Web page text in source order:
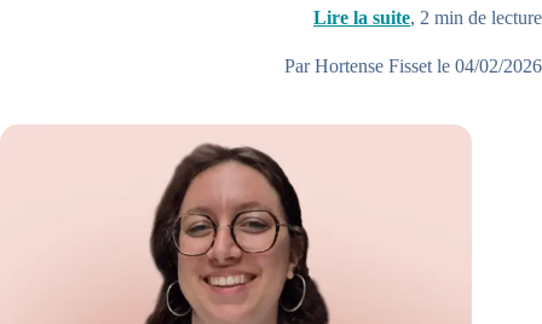
Lire la suite, 2 min de lecture
Par Hortense Fisset le 04/02/2026